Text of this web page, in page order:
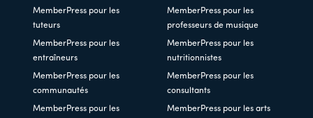
MemberPress pour les
tuteurs
MemberPress pour les
professeurs de musique
MemberPress pour les
entraîneurs
MemberPress pour les
nutritionnistes
MemberPress pour les
communautés
MemberPress pour les
consultants
MemberPress pour les
MemberPress pour les arts